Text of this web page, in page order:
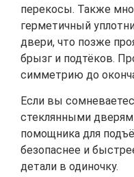
перекосы. Также
герметичный
двери, что позже
брызг и подтёков.
симметрию до
Если вы
стеклянными
помощника для
безопаснее и
детали в одиночку.